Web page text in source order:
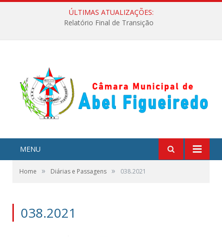
ÚLTIMAS ATUALIZAÇÕES:
Relatório Final de Transição
MENU
Home » Diárias e Passagens » 038.2021
038.2021